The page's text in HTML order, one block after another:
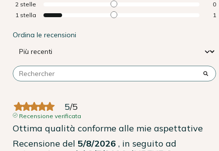
2 stelle
0
1 stella 1
Ordina le recensioni
5/5
Recensione verificata
Ottima qualità conforme alle mie aspettative
Recensione del 5/8/2026 , in seguito ad